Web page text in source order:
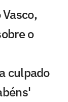
o
culpado